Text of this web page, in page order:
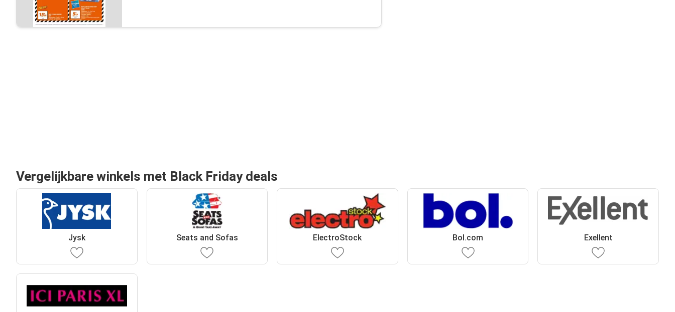
Vergelijkbare winkels met Black Friday deals
Jysk Seats and Sofas ElectroStock Bol.com Exellent